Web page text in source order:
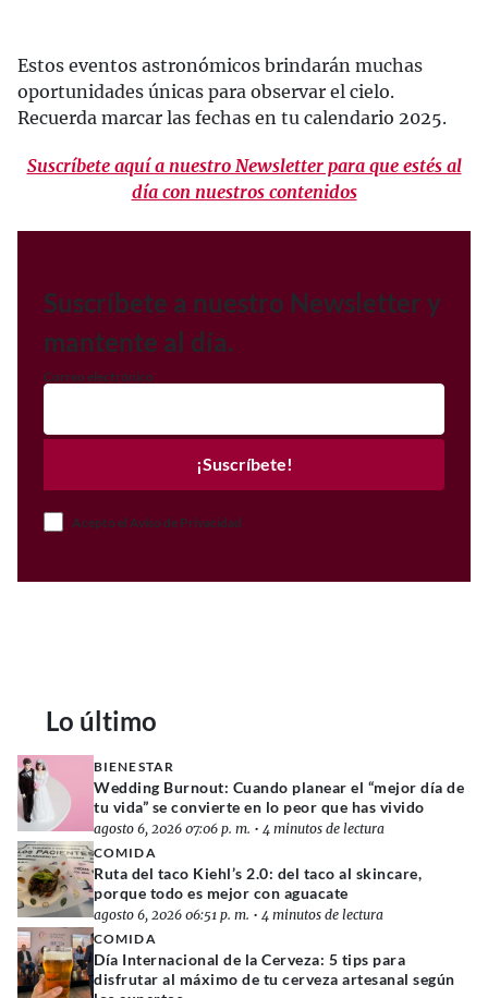
Estos eventos astronómicos brindarán muchas
oportunidades únicas para observar el cielo.
Recuerda marcar las fechas en tu calendario 2025.
Suscríbete aquí a nuestro Newsletter para que estés al
día con nuestros contenidos
Suscríbete a nuestro Newsletter y
mantente al día.
Correo electrónico
¡Suscríbete!
Acepto el Aviso de Privacidad
Lo último
BIENESTAR
Wedding Burnout: Cuando planear el “mejor día de
tu vida” se convierte en lo peor que has vivido
agosto 6, 2026 07:06 p. m. • 4 minutos de lectura
COMIDA
Ruta del taco Kiehl’s 2.0: del taco al skincare,
porque todo es mejor con aguacate
agosto 6, 2026 06:51 p. m. • 4 minutos de lectura
COMIDA
Día Internacional de la Cerveza: 5 tips para
disfrutar al máximo de tu cerveza artesanal según